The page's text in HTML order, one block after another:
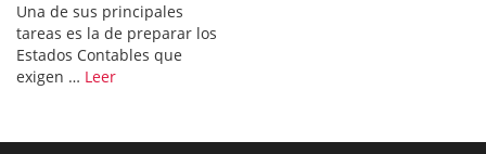
Una de sus principales
tareas es la de preparar los
Estados Contables que
exigen … Leer